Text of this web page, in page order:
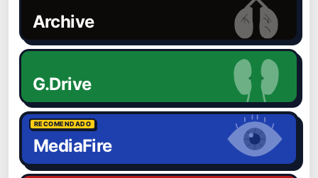
Archive
G.Drive
RECOMENDADO
MediaFire